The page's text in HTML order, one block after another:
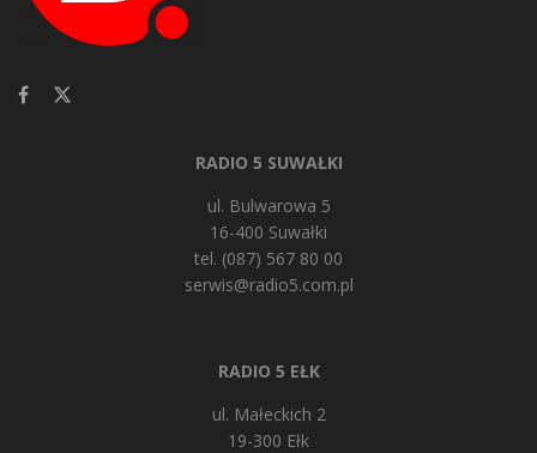
RADIO 5 SUWAŁKI
ul. Bulwarowa 5
16-400 Suwałki
tel. (087) 567 80 00
serwis@radio5.com.pl
RADIO 5 EŁK
ul. Małeckich 2
19-300 Ełk